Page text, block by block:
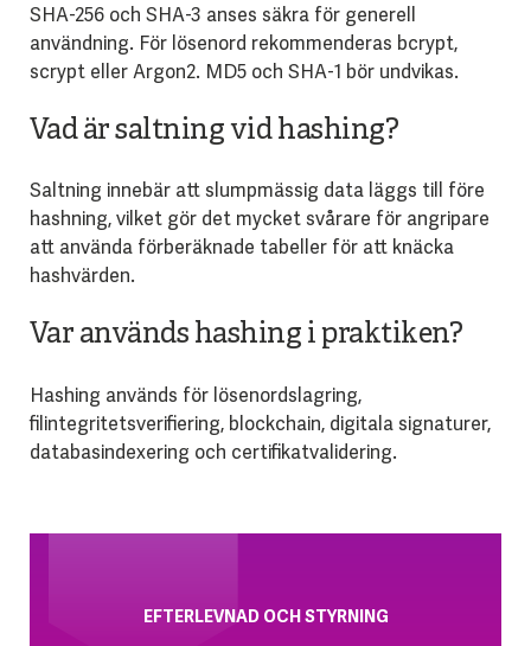
SHA-256 och SHA-3 anses säkra för generell
användning. För lösenord rekommenderas bcrypt,
scrypt eller Argon2. MD5 och SHA-1 bör undvikas.
Vad är saltning vid hashing?
Saltning innebär att slumpmässig data läggs till före
hashning, vilket gör det mycket svårare för angripare
att använda förberäknade tabeller för att knäcka
hashvärden.
Var används hashing i praktiken?
Hashing används för lösenordslagring,
filintegritetsverifiering, blockchain, digitala signaturer,
databasindexering och certifikatvalidering.
EFTERLEVNAD OCH STYRNING